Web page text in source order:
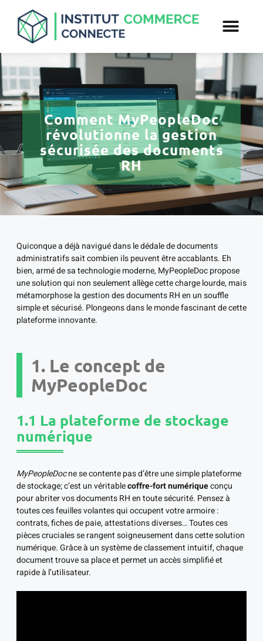
Comment MyPeopleDoc
révolutionne la gestion
sécurisée des documents
RH
Quiconque a déjà navigué dans le dédale de documents
administratifs sait combien ils peuvent être accablants. Eh
bien, armé de sa technologie moderne, MyPeopleDoc propose
une solution qui non seulement allège cette charge lourde, mais
métamorphose la gestion des documents RH en un souffle
simple et sécurisé. Plongeons dans le monde fascinant de cette
plateforme innovante.
1. Le concept de
MyPeopleDoc
1.1 La plateforme de stockage
numérique
MyPeopleDocne se contente pas d’être une simple plateforme
de stockage; c’est un véritablecoffre-fort numériqueconçu
pour abriter vos documents RH en toute sécurité. Pensez à
toutes ces feuilles volantes qui occupent votre armoire :
contrats, fiches de paie, attestations diverses… Toutes ces
pièces cruciales se rangent soigneusement dans cette solution
numérique. Grâce à un système de classement intuitif, chaque
document trouve sa place et permet un accès simplifié et
rapide à l’utilisateur.